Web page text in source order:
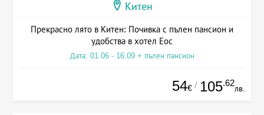
Китен
Прекрасно лято в Китен: Почивка с пълен пансион и
удобства в хотел Еос
Дата: 01.06 - 16.09 + пълен пансион
54€ / 105.62
лв.